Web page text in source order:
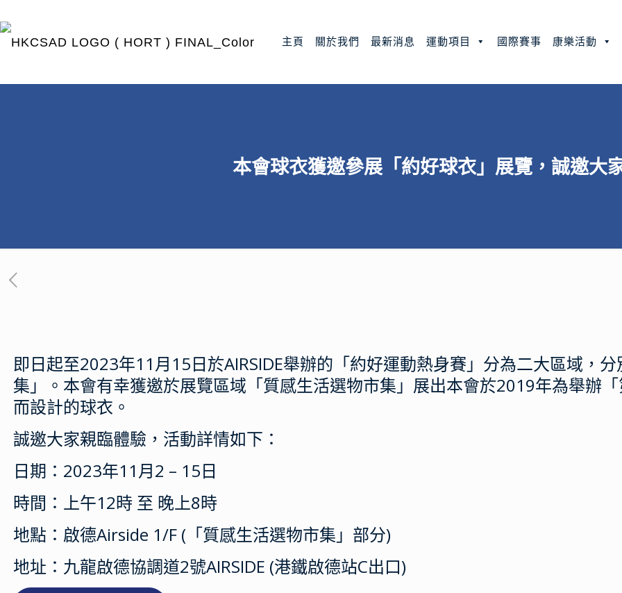
主頁 關於我們 最新消息 運動項目 國際賽事 康樂活動
本會球衣獲邀參展「約好球衣」展覽，誠邀大
即日起至2023年11月15日於AIRSIDE舉辦的「約好運動熱身賽」分為二大區域，
集」。本會有幸獲邀於展覽區域「質感生活選物市集」展出本會於2019年為舉辦
而設計的球衣。
誠邀大家親臨體驗，活動詳情如下：
日期：2023年11月2 – 15日
時間：上午12時 至 晚上8時
地點：啟德Airside 1/F (「質感生活選物市集」部分)
地址：九龍啟德協調道2號AIRSIDE (港鐵啟德站C出口)